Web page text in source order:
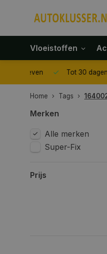
Vloeistoffen
Tot 30 dagen retour
Home Tags
Merken
Alle merken
Super-Fix
Prijs